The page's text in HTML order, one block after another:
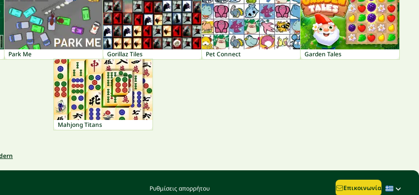
Park Me Gorillaz Tiles Pet Connect Garden Tales
Mahjong Titans
Ρυθμίσεις απορρήτου Επικοινωνία